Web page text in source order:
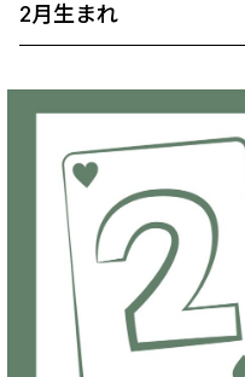
2月生まれ